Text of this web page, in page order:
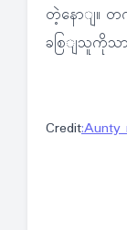
တဲ့နောျ။
ခစြျသူကိုသ
Credit